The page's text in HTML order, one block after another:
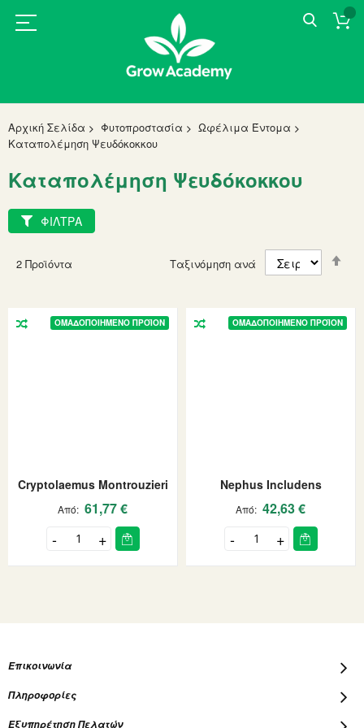
Αρχική Σελίδα Φυτοπροστασία
Ωφέλιμα Έντομα
Καταπολέμηση Ψευδόκοκκου
Καταπολέμηση Ψευδόκοκκου
2 Προϊόντα Ταξινόμηση ανά
ΟΜΑΔΟΠΟΙΗΜΈΝΟ ΠΡΟΪΌΝ
Cryptolaemus Montrouzieri
Από 61,77 €
ΟΜΑΔΟΠΟΙΗΜΈΝΟ ΠΡΟΪΌΝ
Nephus Includens
Από 42,63 €
ΦΙΛΤΡΑ
Επικοινωνία
Πληροφορίες
Εξυπηρέτηση Πελατών